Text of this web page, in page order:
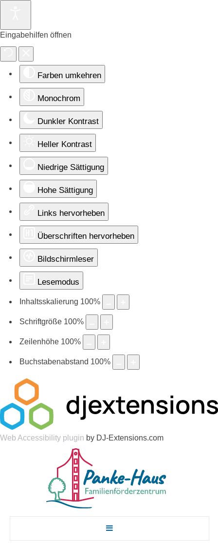
Eingabehilfen öffnen
Farben umkehren
Monochrom
Dunkler Kontrast
Heller Kontrast
Niedrige Sättigung
Hohe Sättigung
Links hervorheben
Überschriften hervorheben
Bildschirmleser
Lesemodus
Inhaltsskalierung 100%
Schriftgröße 100%
Zeilenhöhe 100%
Buchstabenabstand 100%
Web Accessibility plugin by DJ-Extensions.com